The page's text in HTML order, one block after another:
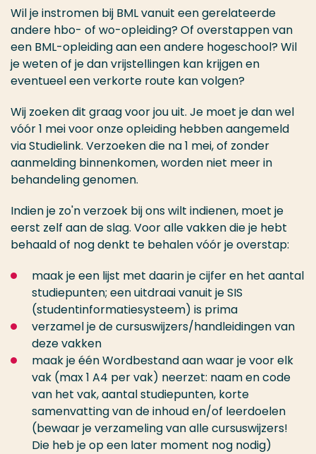
Wil je instromen bij BML vanuit een gerelateerde
andere hbo- of wo-opleiding? Of overstappen van
een BML-opleiding aan een andere hogeschool? Wil
je weten of je dan vrijstellingen kan krijgen en
eventueel een verkorte route kan volgen?
Wij zoeken dit graag voor jou uit. Je moet je dan wel
vóór 1 mei voor onze opleiding hebben aangemeld
via Studielink. Verzoeken die na 1 mei, of zonder
aanmelding binnenkomen, worden niet meer in
behandeling genomen.
Indien je zo'n verzoek bij ons wilt indienen, moet je
eerst zelf aan de slag. Voor alle vakken die je hebt
behaald of nog denkt te behalen vóór je overstap:
maak je een lijst met daarin je cijfer en het aantal
studiepunten; een uitdraai vanuit je SIS
(studentinformatiesysteem) is prima
verzamel je de cursuswijzers/handleidingen van
deze vakken
maak je één Wordbestand aan waar je voor elk
vak (max 1 A4 per vak) neerzet: naam en code
van het vak, aantal studiepunten, korte
samenvatting van de inhoud en/of leerdoelen
(bewaar je verzameling van alle cursuswijzers!
Die heb je op een later moment nog nodig)